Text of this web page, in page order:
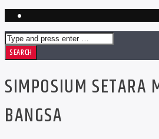
SIMPOSIUM SETARA
BANGSA